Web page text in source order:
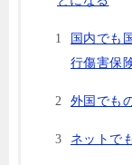
国内でも
行傷害保
外国でも
ネットで